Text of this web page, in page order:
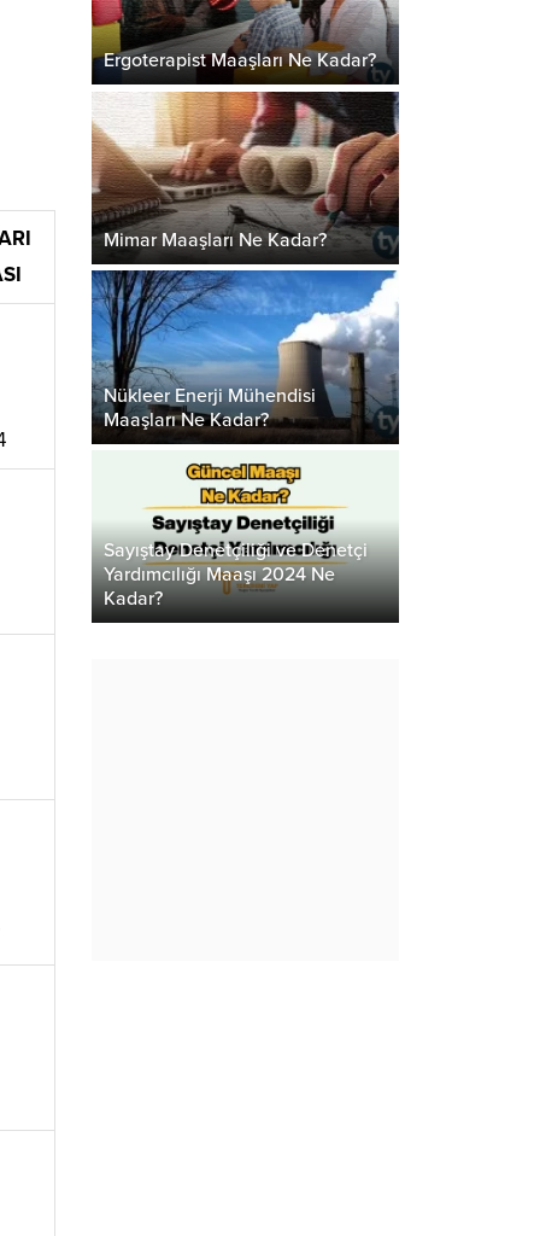
Ergoterapist Maaşları Ne Kadar?
Mimar Maaşları Ne Kadar?
Nükleer Enerji Mühendisi
Maaşları Ne Kadar?
Sayıştay Denetçiliği ve Denetçi
Yardımcılığı Maaşı 2024 Ne
Kadar?